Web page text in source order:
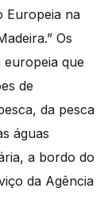
Europeia na
Os
europeia que
de
da pesca
águas
a bordo do
da Agência